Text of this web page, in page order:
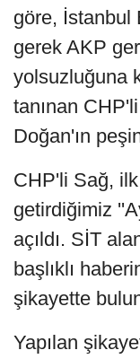
göre, İstanbul
gerek AKP
yolsuzluğuna
tanınan
Doğan'ın
CHP'li Sağ,
getirdiğimiz
açıldı. SİT
başlıklı
şikayette
Yapılan